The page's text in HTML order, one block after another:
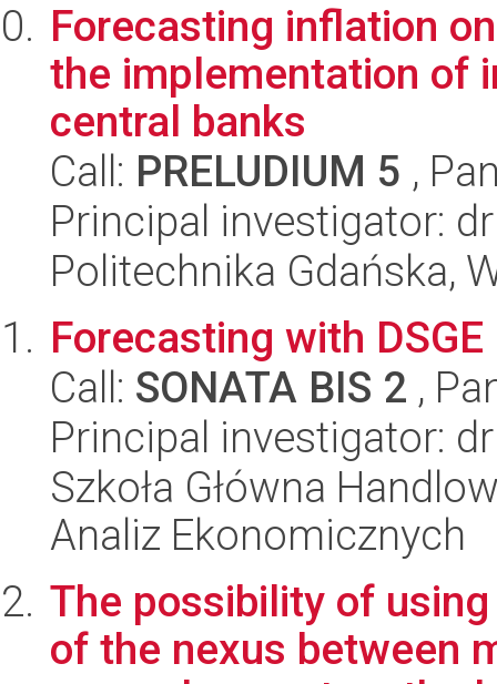
Forecasting inflation
the implementation of
central banks
Call: PRELUDIUM 5 ,
Principal investigator:
Politechnika Gdańska,
Forecasting with
Call: SONATA BIS 2 ,
Principal investigator:
Szkoła Główna
Analiz Ekonomicznych
The possibility of
of the nexus between